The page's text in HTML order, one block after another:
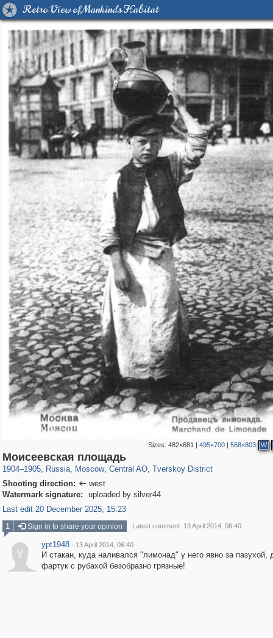
Retro View of Mankind's Habitat
Sizes:482×681 |495×700 |568×803 W
Моисеевская площадь
1904–1905, Russia
1,407,348 29,248
, Moscow
319,882 8,286
, Central AO
160,021 5,916
, Tverskoy District
Shooting direction:  west
Watermark signature:
uploaded by silver44
Last edit 20 December 2025, 15:23
1
Sign in to share your opinion Latest comment: 13 April 2014, 06:40
y
ypt1948 · 13 April 2014, 06:40
И стакан, куда наливался "лимонад" у него явно за пазухой,
фартук с рубахой безобразно грязные!